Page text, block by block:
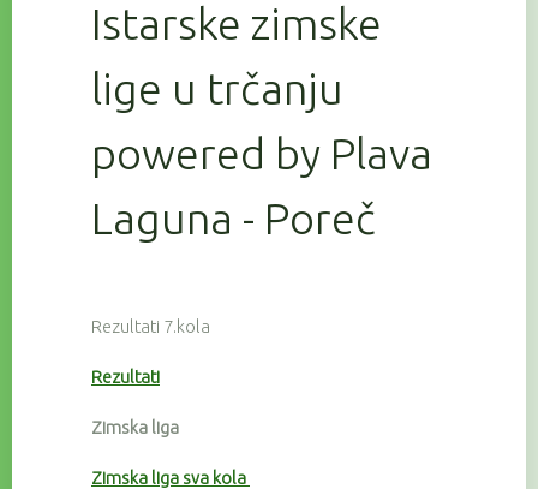
Istarske zimske
lige u trčanju
powered by Plava
Laguna - Poreč
Rezultati 7.kola
Rezultati
Zimska liga
Zimska liga sva kola